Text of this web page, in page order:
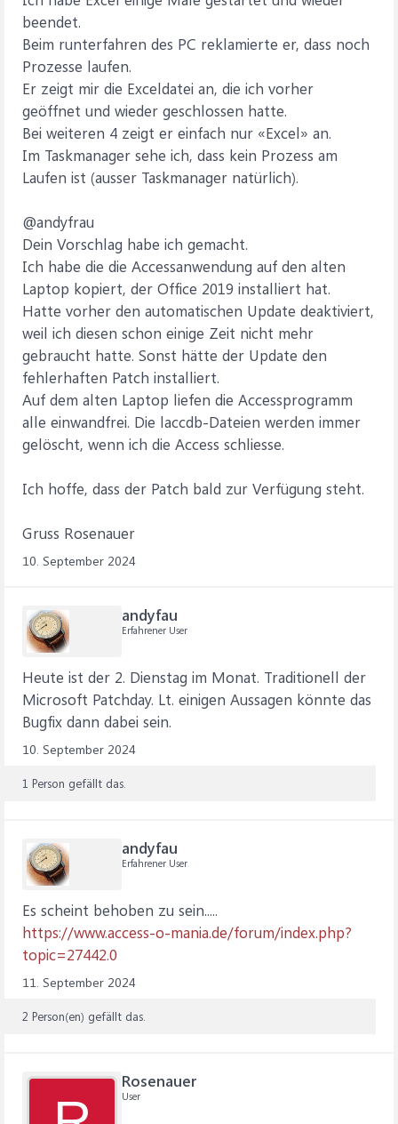
beendet.
Beim runterfahren des PC reklamierte er, dass noch
Prozesse laufen.
Er zeigt mir die Exceldatei an, die ich vorher
geöffnet und wieder geschlossen hatte.
Bei weiteren 4 zeigt er einfach nur «Excel» an.
Im Taskmanager sehe ich, dass kein Prozess am
Laufen ist (ausser Taskmanager natürlich).
@andyfrau
Dein Vorschlag habe ich gemacht.
Ich habe die die Accessanwendung auf den alten
Laptop kopiert, der Office 2019 installiert hat.
Hatte vorher den automatischen Update deaktiviert,
weil ich diesen schon einige Zeit nicht mehr
gebraucht hatte. Sonst hätte der Update den
fehlerhaften Patch installiert.
Auf dem alten Laptop liefen die Accessprogramm
alle einwandfrei. Die laccdb-Dateien werden immer
gelöscht, wenn ich die Access schliesse.
Ich hoffe, dass der Patch bald zur Verfügung steht.
Gruss Rosenauer
10. September 2024
andyfau
Erfahrener User
Heute ist der 2. Dienstag im Monat. Traditionell der
Microsoft Patchday. Lt. einigen Aussagen könnte das
Bugfix dann dabei sein.
10. September 2024
1 Person gefällt das.
andyfau
Erfahrener User
Es scheint behoben zu sein.....
https://www.access-o-mania.de/forum/index.php?
topic=27442.0
11. September 2024
2 Person(en) gefällt das.
Rosenauer
User